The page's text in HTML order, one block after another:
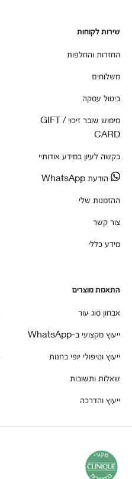
שירות לקוחות
החזרות והחלפות
משלוחים
ביטול עסקה
מימוש שובר זיכוי / GIFT
CARD
בקשה לעיון במידע אודותיי
הודעת WhatsApp
ההזמנות שלי
צור קשר
מידע כללי
התאמת מוצרים
אבחון סוג עור
ייעוץ מקצועי ב-WhatsApp
ייעוץ וטיפולי יופי בחנות
שאלות ותשובות
ייעוץ והדרכה